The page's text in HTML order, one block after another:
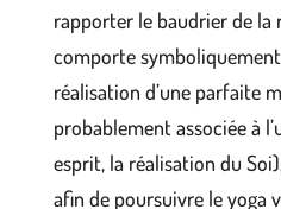
rapporter le baudrier de la
comporte
réalisation d’une parfaite
probablement associée à
esprit, la réalisation du
afin de poursuivre le yoga